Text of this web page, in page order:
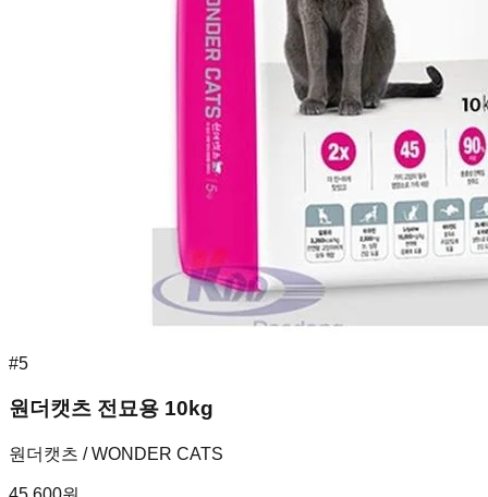
#5
원더캣츠 전묘용 10kg
원더캣츠 / WONDER CATS